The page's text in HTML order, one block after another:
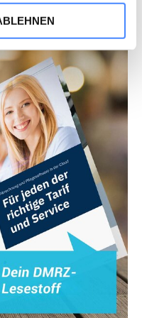
über Ihren Besuch
damit unser
Cookies). Durch
Sie auch dem
und erhalten auf Sie
anderen Webseiten.
Cookie-Informationen
und zur
über die
von Statistik-
zustimmen. Die in der
stellen Cookies
verwendet werden.
Sie die Marketing-